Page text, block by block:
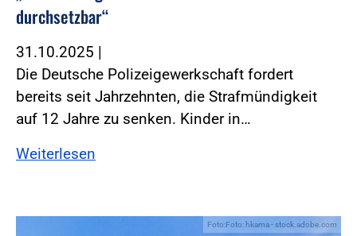
durchsetzbar“
31.10.2025 |
Die Deutsche Polizeigewerkschaft fordert
bereits seit Jahrzehnten, die Strafmündigkeit
auf 12 Jahre zu senken. Kinder in…
Weiterlesen
Foto:Foto: hkama - stock.adobe.com